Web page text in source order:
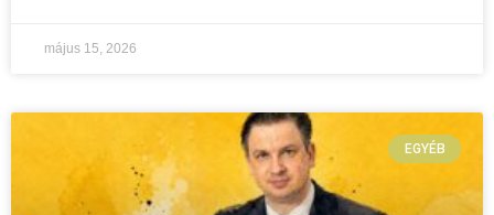
május 15, 2026
EGYÉB